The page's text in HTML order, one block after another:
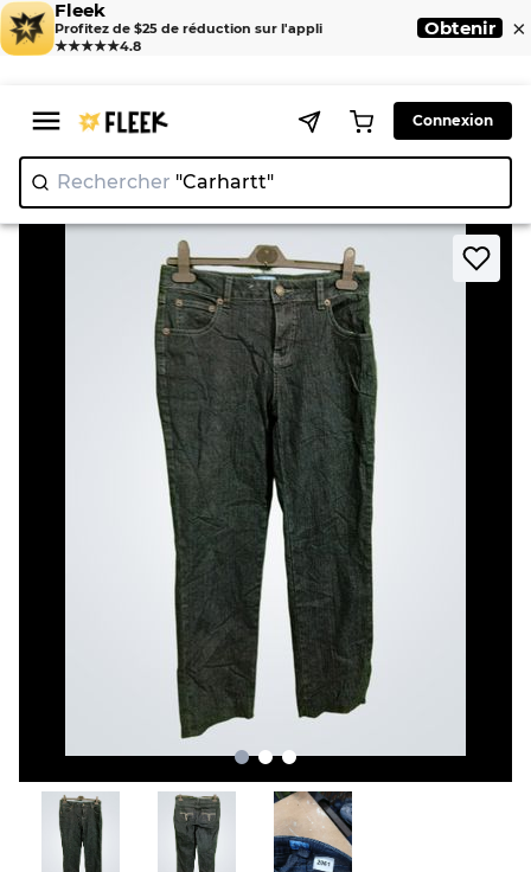
Fleek
Profitez de $25 de réduction sur l'appli
★★★★★4.8
Obtenir ×
Connexion
Rechercher "Carh
Home > Jean > Westport Women's Jeans